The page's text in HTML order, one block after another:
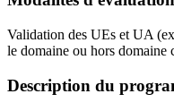
Validation des UEs et UA
le domaine ou hors domaine
Description du